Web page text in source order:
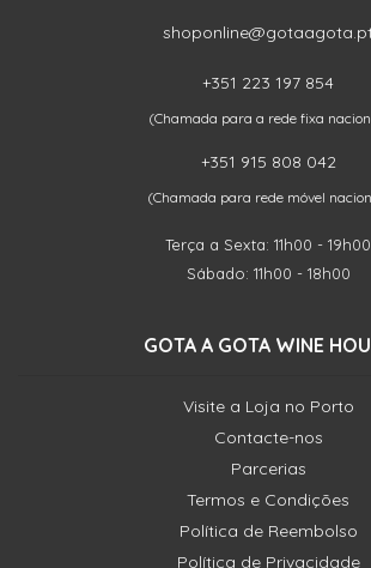
+351 223 197 854
(Chamada para a rede fixa
+351 915 808 042
(Chamada para rede móvel
Terça a Sexta: 11h00 - 19h00
Sábado: 11h00 - 18h00
GOTA A GOTA WINE
Visite a Loja no Porto
Contacte-nos
Parcerias
Termos e Condições
Política de Reembolso
Política de Privacidade